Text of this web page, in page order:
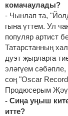
комачаулады?
- Чынлап та,
гына үттем. Ул
популяр артист
Татарстанның
дуэт җырларга
эләгүем
соң "Oscar
Продюсерым
- Сиңа уңыш
итте?